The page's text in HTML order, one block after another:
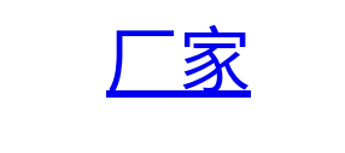
厂家